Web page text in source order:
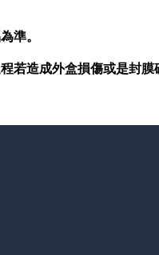
準。
若造成外盒損傷或是封膜